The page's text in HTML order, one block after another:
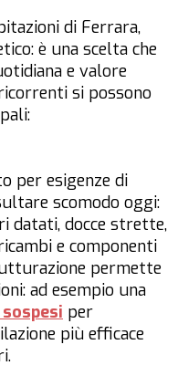
di Ferrara,
è una scelta che
e valore
si possono
per esigenze di
scomodo oggi:
datati, docce strette,
e componenti
permette
ad esempio una
per
più efficace